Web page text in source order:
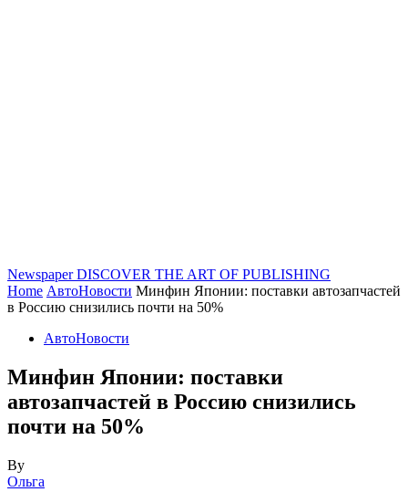
Newspaper DISCOVER THE ART OF PUBLISHING
Home АвтоНовости Минфин Японии: поставки автозапчастей
в Россию снизились почти на 50%
АвтоНовости
Минфин Японии: поставки
автозапчастей в Россию снизились
почти на 50%
By
Ольга